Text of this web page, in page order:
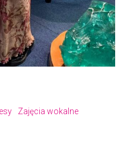
Zajęcia wokalne